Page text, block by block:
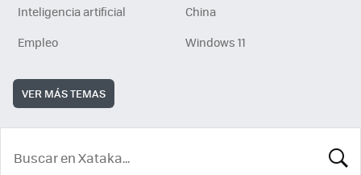
Inteligencia artificial
China
Empleo
Windows 11
VER MÁS TEMAS